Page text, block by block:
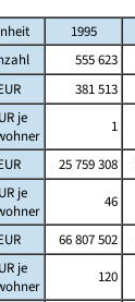
1995
555 623
381 513
je
1
25 759 308
je
46
66 807 502
je
120